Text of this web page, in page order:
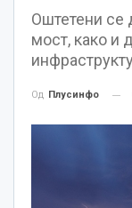
Оштетени се
мост, како и
Од Плусинфо